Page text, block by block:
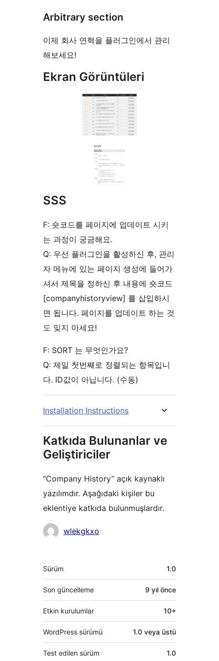
Arbitrary section
이제 회사 연혁을 플러그인에서 관리
해보세요!
Ekran Görüntüleri
SSS
F: 숏코드를 페이지에 업데이트 시키
는 과정이 궁금해요.
Q: 우선 플러그인을 활성하신 후, 관리
자 메뉴에 있는 페이지 생성에 들어가
셔서 제목을 정하신 후 내용에 숏코드
[companyhistoryview] 를 삽입하시
면 됩니다. 페이지를 업데이트 하는 것
도 잊지 마세요!
F: SORT 는 무엇인가요?
Q: 제일 첫번째로 정렬되는 항목입니
다. ID값이 아닙니다. (수동)
Installation Instructions
Katkıda Bulunanlar ve
Geliştiriciler
“Company History” açık kaynaklı
yazılımdır. Aşağıdaki kişiler bu
eklentiye katkıda bulunmuşlardır.
Katkıdawlekgkxo
Meta
Sürüm 1.0
Son güncelleme 9 yıl önce
Etkin kurulumlar 10+
WordPress sürümü 1.0 veya üstü
Test edilen sürüm 1.0